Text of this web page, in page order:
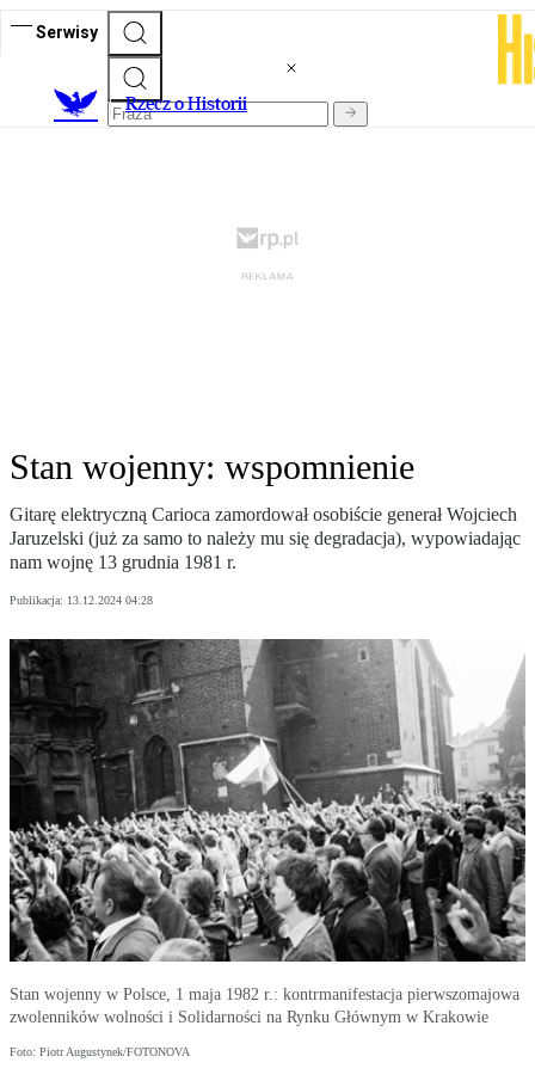
Serwisy
Rzecz o Historii
Stan wojenny: wspomnienie
Gitarę elektryczną Carioca zamordował osobiście generał Wojciech
Jaruzelski (już za samo to należy mu się degradacja), wypowiadając
nam wojnę 13 grudnia 1981 r.
Publikacja: 13.12.2024 04:28
Stan wojenny w Polsce, 1 maja 1982 r.: kontrmanifestacja pierwszomajowa
zwolenników wolności i Solidarności na Rynku Głównym w Krakowie
Foto: Piotr Augustynek/FOTONOVA